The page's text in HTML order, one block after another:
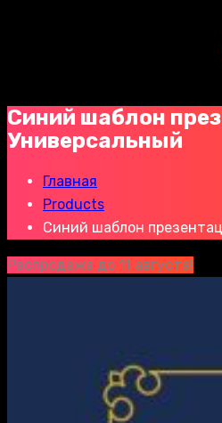
Синий шаблон
Универсальный
Главная
Products
Синий шаблон
Распродажа до 11 августа!